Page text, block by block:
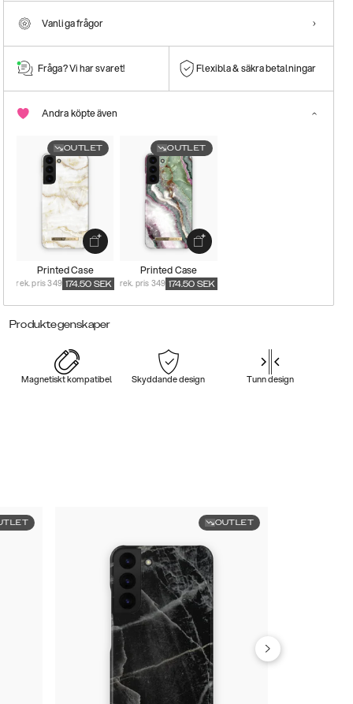
Vanliga frågor
Fråga? Vi har svaret! Flexibla & säkra betalningar
Andra köpte även
OUTLET
Printed Case
rek. pris 349 174.50 SEK
OUTLET
Printed Case
rek. pris 349 174.50 SEK
Produktegenskaper
Magnetiskt kompatibel Skyddande design Tunn design
OUTLET